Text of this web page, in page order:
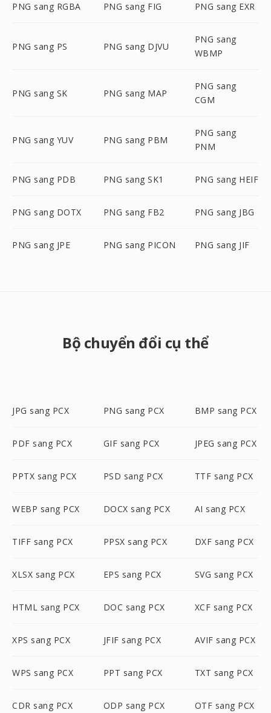
PNG sang RGBA PNG sang FIG PNG sang EXR
PNG sang PS PNG sang DJVU
PNG sang
WBMP
PNG sang SK PNG sang MAP
PNG sang
CGM
PNG sang YUV PNG sang PBM
PNG sang
PNM
PNG sang PDB PNG sang SK1 PNG sang HEIF
PNG sang DOTX PNG sang FB2 PNG sang JBG
PNG sang JPE PNG sang PICON PNG sang JIF
Bộ chuyển đổi cụ thể
JPG sang PCX PNG sang PCX BMP sang PCX
PDF sang PCX GIF sang PCX JPEG sang PCX
PPTX sang PCX PSD sang PCX TTF sang PCX
WEBP sang PCX DOCX sang PCX AI sang PCX
TIFF sang PCX PPSX sang PCX DXF sang PCX
XLSX sang PCX EPS sang PCX SVG sang PCX
HTML sang PCX DOC sang PCX XCF sang PCX
XPS sang PCX JFIF sang PCX AVIF sang PCX
WPS sang PCX PPT sang PCX TXT sang PCX
CDR sang PCX ODP sang PCX OTF sang PCX